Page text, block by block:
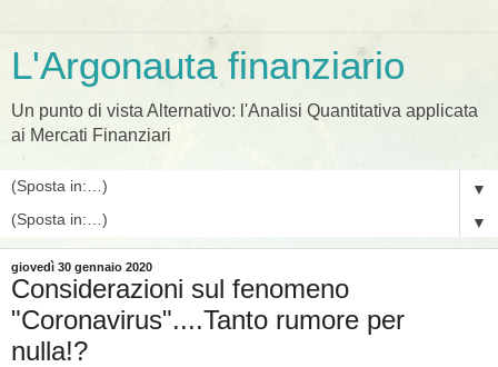
L'Argonauta finanziario
Un punto di vista Alternativo: l'Analisi Quantitativa applicata
ai Mercati Finanziari
▼
▼
giovedì 30 gennaio 2020
Considerazioni sul fenomeno
"Coronavirus"....Tanto rumore per
nulla!?